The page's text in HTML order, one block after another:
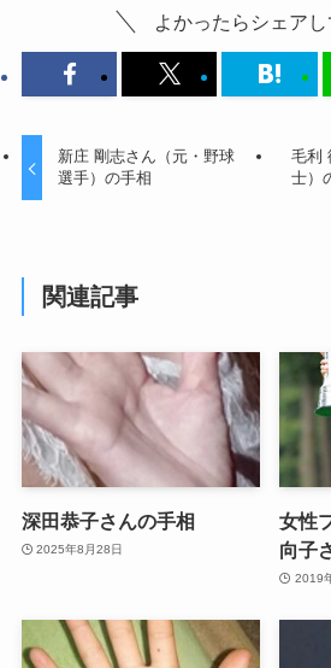
よかったらシェアし
新庄 剛志さん（元・野球
選手）の手相
毛利
士）
関連記事
深田恭子さんの手相
2025年8月28日
女性
向子
2019